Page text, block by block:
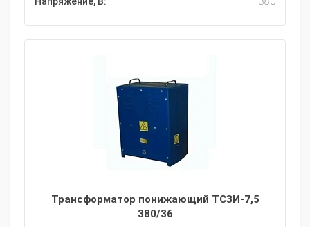
Трансформатор понижающий ТСЗИ-7,5
380/36